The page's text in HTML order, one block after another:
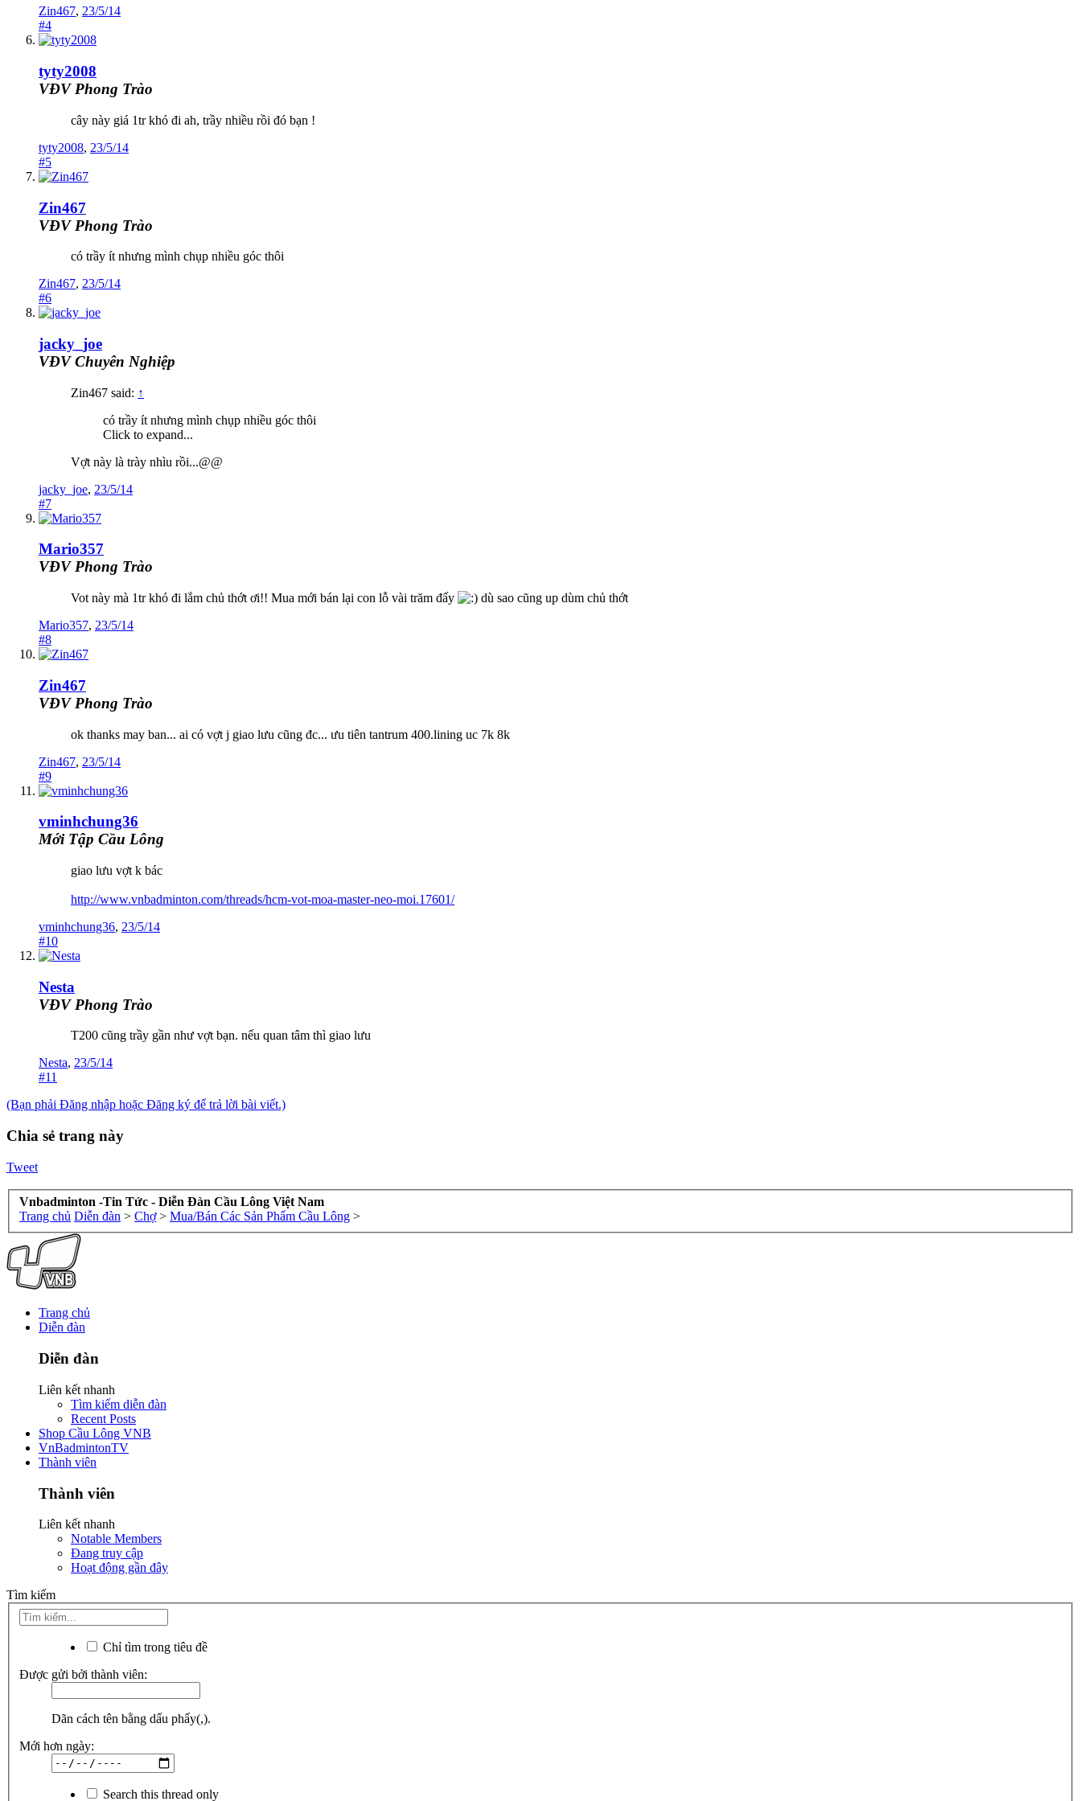
Zin467, 23/5/14
#4
tyty2008
VĐV Phong Trào
cây này giá 1tr khó đi ah, trầy nhiều rồi đó bạn !
tyty2008, 23/5/14
#5
Zin467
VĐV Phong Trào
có trầy ít nhưng mình chụp nhiều góc thôi
Zin467, 23/5/14
#6
jacky_joe
VĐV Chuyên Nghiệp
Zin467 said: ↑
có trầy ít nhưng mình chụp nhiều góc thôi
Click to expand...
Vợt này là trày nhìu rồi...@@
jacky_joe, 23/5/14
#7
Mario357
VĐV Phong Trào
Vot này mà 1tr khó đi lắm chủ thớt ơi!! Mua mới bán lại con lỗ vài trăm đấy
dù sao cũng up dùm chủ thớt
Mario357, 23/5/14
#8
Zin467
VĐV Phong Trào
ok thanks may ban... ai có vợt j giao lưu cũng đc... ưu tiên tantrum 400.lining uc 7k 8k
Zin467, 23/5/14
#9
vminhchung36
Mới Tập Cầu Lông
giao lưu vợt k bác
http://www.vnbadminton.com/threads/hcm-vot-moa-master-neo-moi.17601/
vminhchung36, 23/5/14
#10
Nesta
VĐV Phong Trào
T200 cũng trầy gần như vợt bạn. nếu quan tâm thì giao lưu
Nesta, 23/5/14
#11
(Bạn phải Đăng nhập hoặc Đăng ký để trả lời bài viết.)
Chia sẻ trang này
Tweet
Vnbadminton -Tin Tức - Diễn Đàn Cầu Lông Việt Nam
Trang chủ Diễn đàn > Chợ > Mua/Bán Các Sản Phẩm Cầu Lông >
Trang chủ
Diễn đàn
Diễn đàn
Liên kết nhanh
Tìm kiếm diễn đàn
Recent Posts
Shop Cầu Lông VNB
VnBadmintonTV
Thành viên
Thành viên
Liên kết nhanh
Notable Members
Đang truy cập
Hoạt động gần đây
Tìm kiếm
Chỉ tìm trong tiêu đề
Được gửi bởi thành viên:
Dãn cách tên bằng dấu phẩy(,).
Mới hơn ngày:
Search this thread only